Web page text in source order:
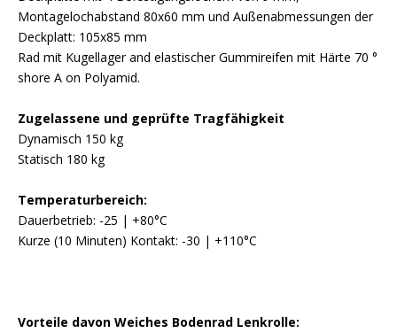
Montagelochabstand 80x60 mm und Außenabmessungen der
Deckplatt: 105x85 mm
Rad mit Kugellager and elastischer Gummireifen mit Härte 70 °
shore A on Polyamid.
Zugelassene und geprüfte Tragfähigkeit
Dynamisch 150 kg
Statisch 180 kg
Temperaturbereich:
Dauerbetrieb: -25 | +80°C
Kurze (10 Minuten) Kontakt: -30 | +110°C
Vorteile davon Weiches Bodenrad Lenkrolle: